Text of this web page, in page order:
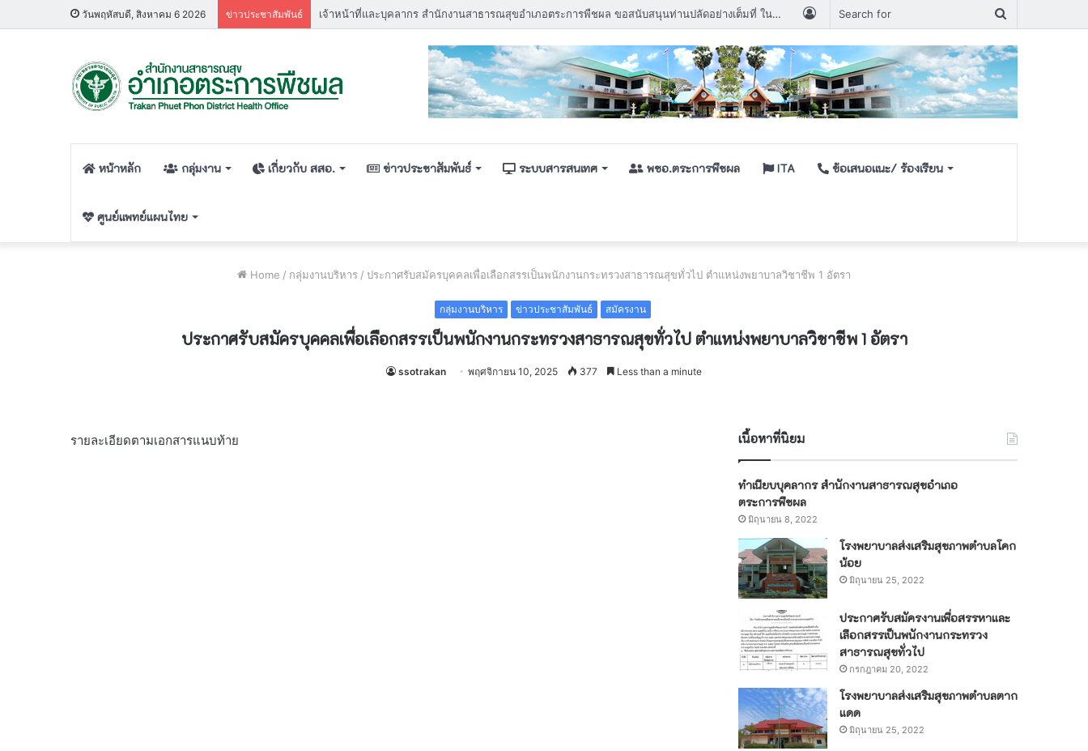
วันพฤหัสบดี, สิงหาคม 6 2026 ข่าวประชาสัมพันธ์ เจ้าหน้าที่และบุคลากร สำนักงานสาธารณสุขอำเภอตระการพืชผล ขอสนับสนุนท่านปลัดอย่างเต็มที่ ในการปรับปรุงระบบบริการสุขภาพไม่ให้ล่มสลาย
for
Log
In
หน้าหลัก กลุ่มงาน เกี่ยวกับ สสอ. ข่าวประชาสัมพันธ์ ระบบสารสนเทศ พชอ.ตระการพืชผล ITA ข้อเสนอเเนะ/ ร้องเรียน
ศูนย์แพทย์แผนไทย
Home / กลุ่มงานบริหาร / ประกาศรับสมัครบุคคลเพื่อเลือกสรรเป็นพนักงานกระทรวงสาธารณสุขทั่วไป ตำแหน่งพยาบาลวิชาชีพ 1 อัตรา
กลุ่มงานบริหาร ข่าวประชาสัมพันธ์ สมัครงาน
ประกาศรับสมัครบุคคลเพื่อเลือกสรรเป็นพนักงานกระทรวงสาธารณสุขทั่วไป ตำแหน่งพยาบาลวิชาชีพ 1 อัตรา
ssotrakan พฤศจิกายน 10, 2025 377 Less than a minute
รายละเอียดตามเอกสารแนบท้าย เนื้อหาที่นิยม
ทำเนียบบุคลากร สำนักงานสาธารณสุขอำเภอ
ตระการพืชผล
มิถุนายน 8, 2022
โรงพยาบาลส่งเสริมสุขภาพตำบลโคก
น้อย
มิถุนายน 25, 2022
ประกาศรับสมัครงานเพื่อสรรหาและ
เลือกสรรเป็นพนักงานกระทรวง
สาธารณสุขทั่วไป
กรกฎาคม 20, 2022
โรงพยาบาลส่งเสริมสุขภาพตำบลตาก
แดด
มิถุนายน 25, 2022